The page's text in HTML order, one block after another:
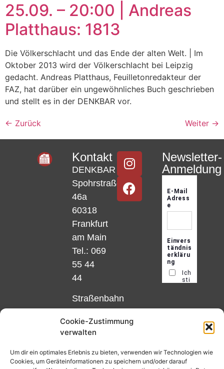
Cookie-Zustimmung
verwalten
Um dir ein optimales Erlebnis zu bieten, verwenden wir Technologien wie
Cookies, um Geräteinformationen zu speichern und/oder darauf
25.09. – 20:00 | Andreas
Platthaus: 1813
Die Völkerschlacht und das Ende der alten Welt. | Im
Oktober 2013 wird der Völkerschlacht bei Leipzig
gedacht. Andreas Platthaus, Feuilletonredakteur der
FAZ, hat darüber ein ungewöhnliches Buch geschrieben
und stellt es in der DENKBAR vor.
← Zurück Weiter →
Kontakt
DENKBAR
Spohrstraße
46a
60318
Frankfurt
am Main
Tel.: 069
55 44
44
Straßenbahn
und 12,
Matthias-
Beltz-
Newsletter-
Anmeldung